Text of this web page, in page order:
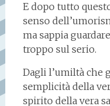
E dopo tutto
senso
ma sappia
troppo sul serio.
Dagli l’umiltà che
semplicità della
spirito della vera